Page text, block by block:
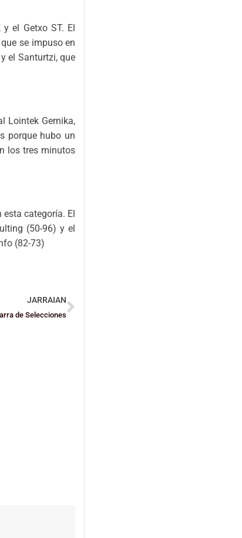
el Getxo ST. El
se impuso en
el Santurtzi, que
Lointek Gernika,
porque hubo un
los tres minutos
categoría. El
(50-96) y el
(82-73)
JARRAIAN
de Selecciones